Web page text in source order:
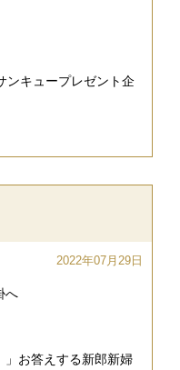
ンキュープレゼント企
2022年07月29日
へ
」お答えする新郎新婦